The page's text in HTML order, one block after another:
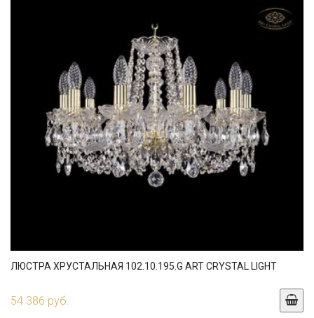
ЛЮСТРА ХРУСТАЛЬНАЯ 102.10.195.G ART CRYSTAL LIGHT
54 386 руб.